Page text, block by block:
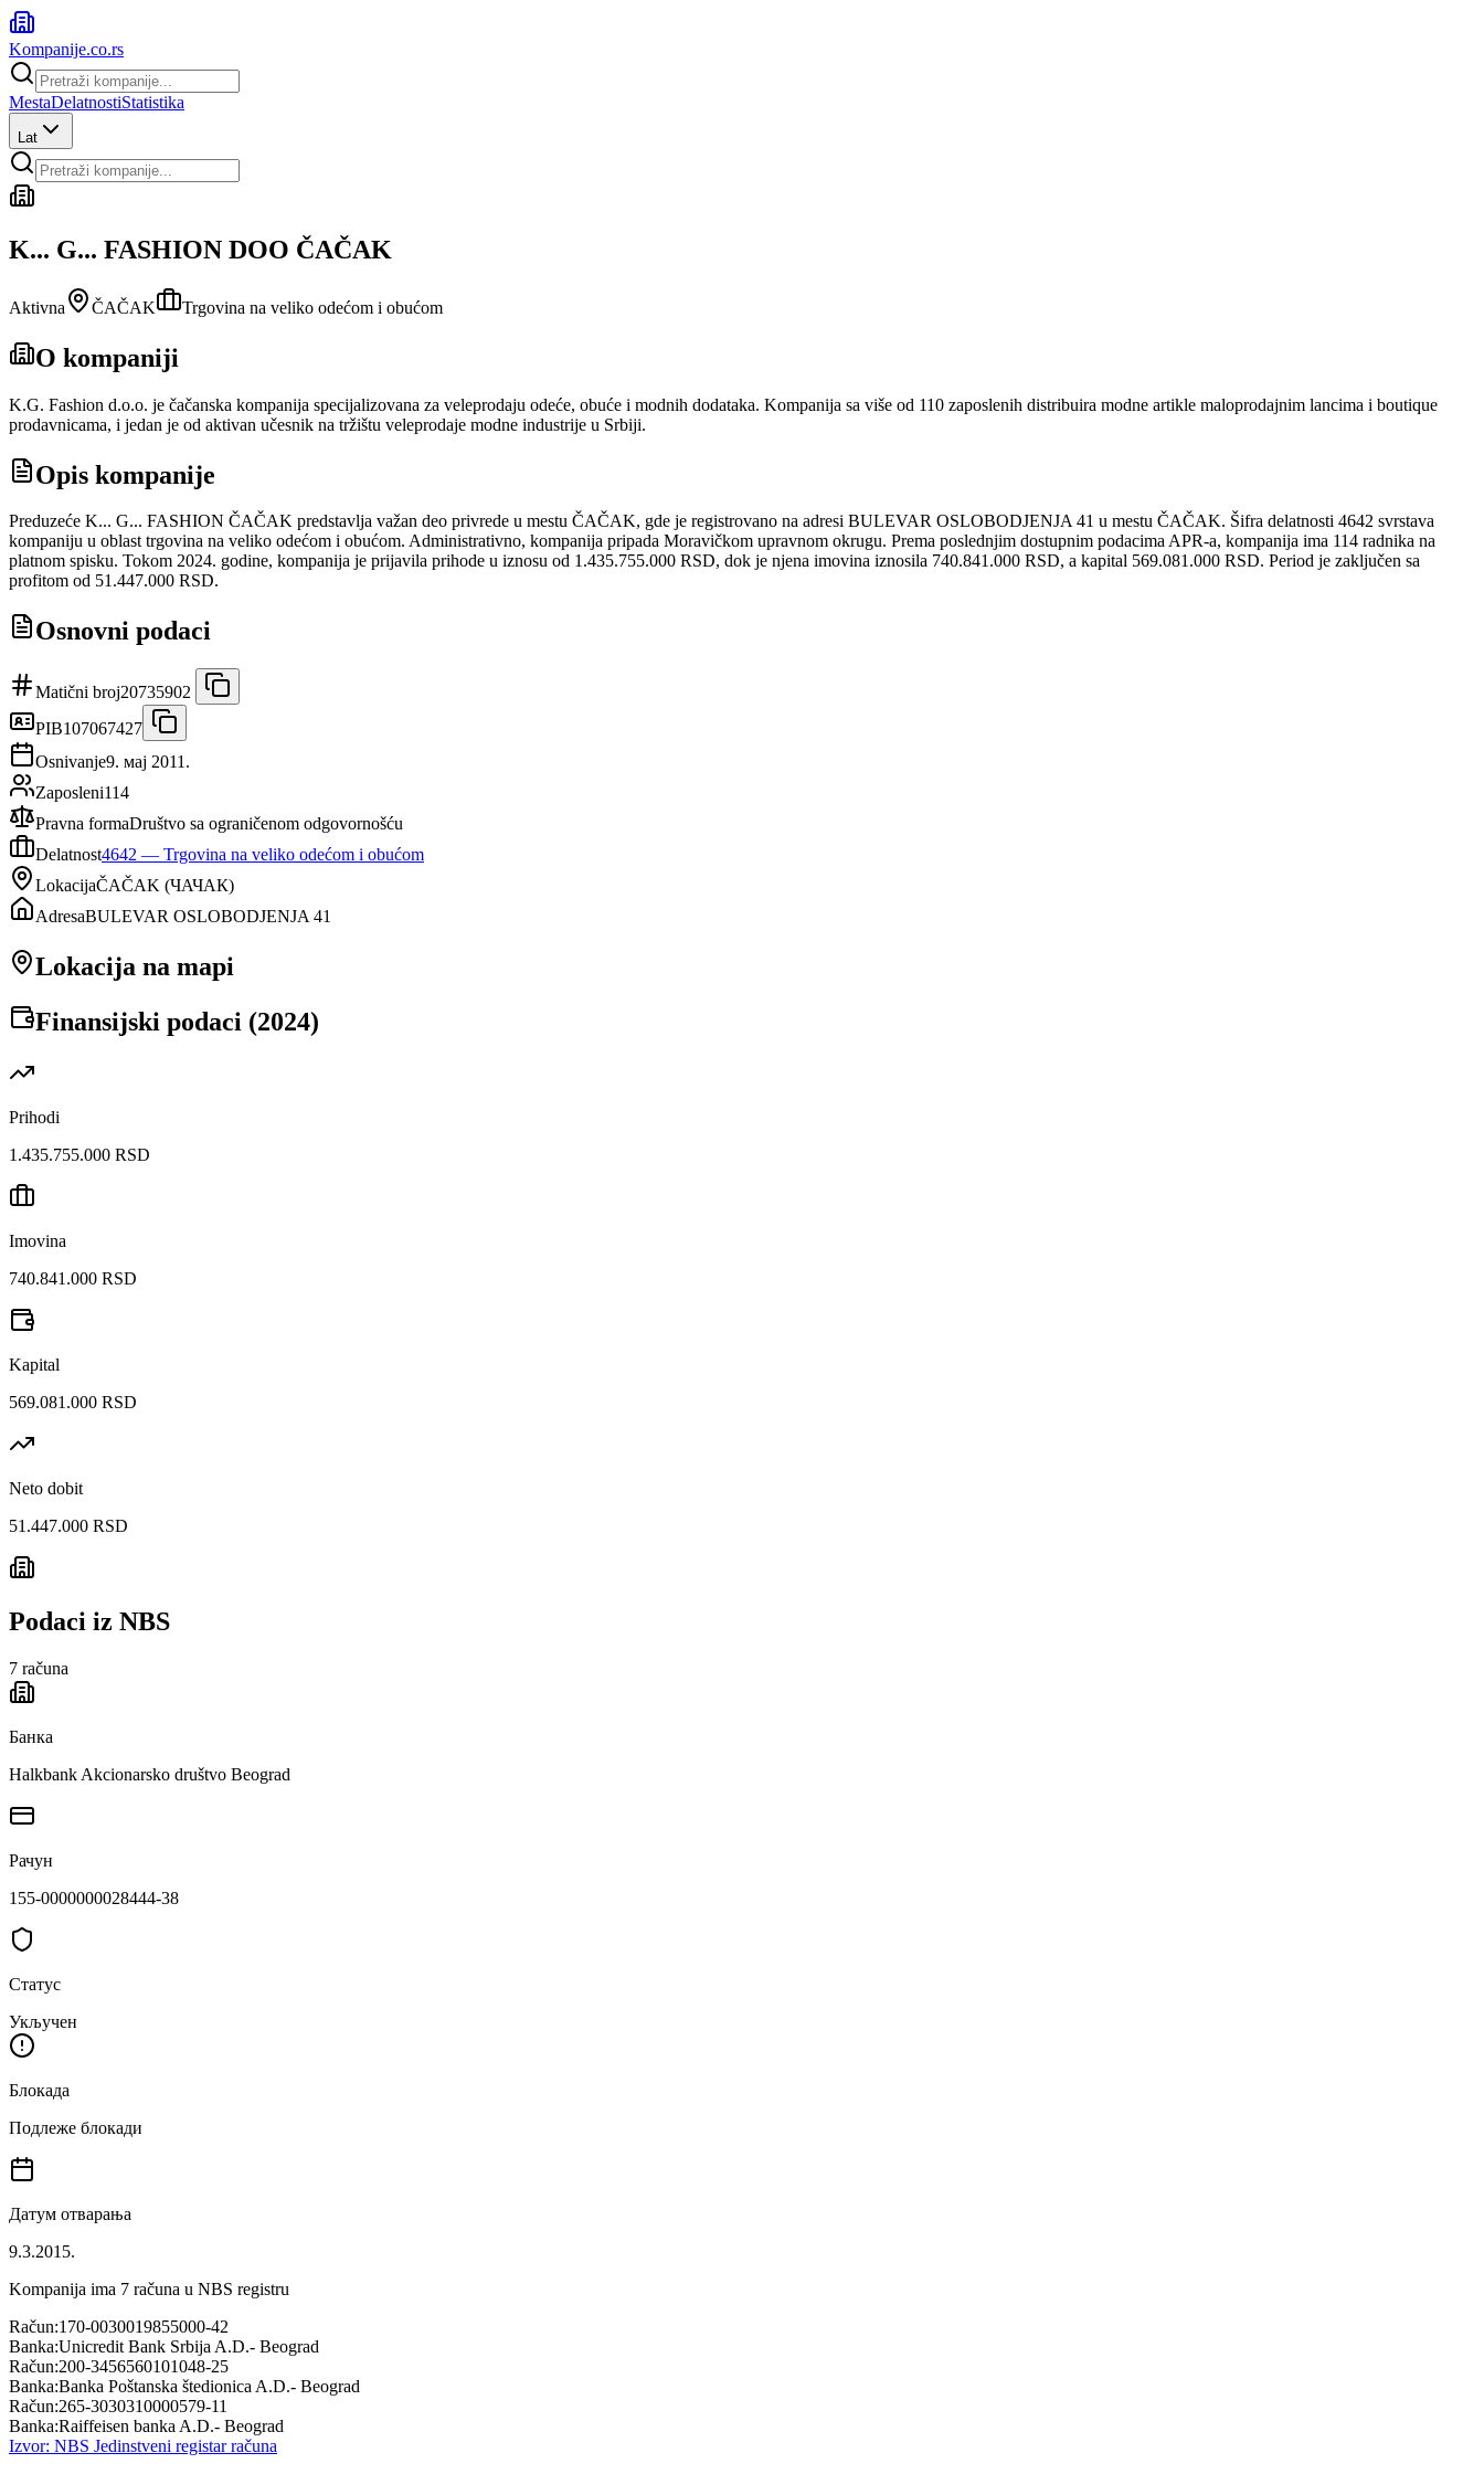
Kompanije.co.rs
MestaDelatnostiStatistika
Lat
K... G... FASHION DOO ČAČAK
Aktivna ČAČAK Trgovina na veliko odećom i obućom
O kompaniji
K.G. Fashion d.o.o. je čačanska kompanija specijalizovana za veleprodaju odeće, obuće i modnih dodataka. Kompanija sa više od 110 zaposlenih distribuira modne artikle maloprodajnim lancima i boutique
prodavnicama, i jedan je od aktivan učesnik na tržištu veleprodaje modne industrije u Srbiji.
Opis kompanije
Preduzeće K... G... FASHION ČAČAK predstavlja važan deo privrede u mestu ČAČAK, gde je registrovano na adresi BULEVAR OSLOBODJENJA 41 u mestu ČAČAK. Šifra delatnosti 4642 svrstava
kompaniju u oblast trgovina na veliko odećom i obućom. Administrativno, kompanija pripada Moravičkom upravnom okrugu. Prema poslednjim dostupnim podacima APR-a, kompanija ima 114 radnika na
platnom spisku. Tokom 2024. godine, kompanija je prijavila prihode u iznosu od 1.435.755.000 RSD, dok je njena imovina iznosila 740.841.000 RSD, a kapital 569.081.000 RSD. Period je zaključen sa
profitom od 51.447.000 RSD.
Osnovni podaci
Matični broj20735902
PIB107067427
Osnivanje9. мај 2011.
Zaposleni114
Pravna formaDruštvo sa ograničenom odgovornošću
Delatnost4642 — Trgovina na veliko odećom i obućom
LokacijaČAČAK (ЧАЧАК)
AdresaBULEVAR OSLOBODJENJA 41
Lokacija na mapi
Finansijski podaci (2024)
Prihodi
1.435.755.000 RSD
Imovina
740.841.000 RSD
Kapital
569.081.000 RSD
Neto dobit
51.447.000 RSD
Podaci iz NBS
7 računa
Банка
Halkbank Akcionarsko društvo Beograd
Рачун
155-0000000028444-38
Статус
Укључен
Блокада
Подлеже блокади
Датум отварања
9.3.2015.
Kompanija ima 7 računa u NBS registru
Račun:170-0030019855000-42
Banka:Unicredit Bank Srbija A.D.- Beograd
Račun:200-3456560101048-25
Banka:Banka Poštanska štedionica A.D.- Beograd
Račun:265-3030310000579-11
Banka:Raiffeisen banka A.D.- Beograd
Izvor: NBS Jedinstveni registar računa